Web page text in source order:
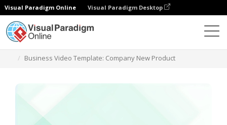
Visual Paradigm Online Visual Paradigm Desktop
Business Video Template: Company New Product